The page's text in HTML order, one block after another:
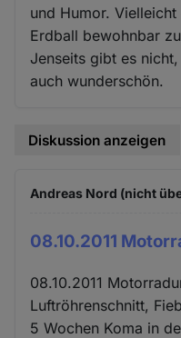
und Humor.
Erdball bewohnbar
Jenseits gibt es
auch wunderschön.
Diskussion anzeigen
Andreas Nord (nicht
08.10.2011
08.10.2011
Luftröhrenschnitt,
5 Wochen Koma in